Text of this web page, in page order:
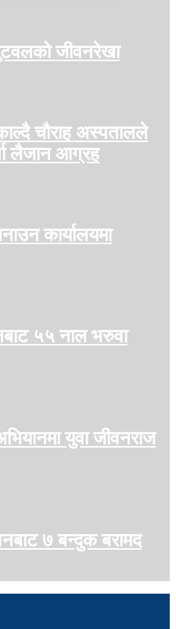
जीवनरेखा
चौराह अस्पतालले
लैजान आग्रह
कार्यालयमा
५५ नाल भरुवा
युवा जीवनराज
७ बन्दुक बरामद